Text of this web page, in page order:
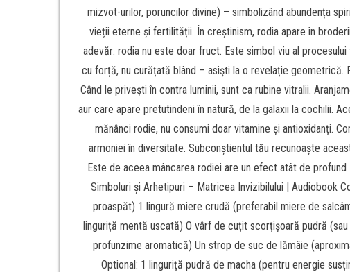
mizvot-urilor, poruncilor divine) – simbolizând abundența
vieții eterne și fertilității. În creștinism, rodia apare în
adevăr: rodia nu este doar fruct. Este simbol viu al
cu forță, nu curățată blând – asişti la o revelație
Când le privești în contra luminii, sunt ca rubine vitralii.
aur care apare pretutindeni în natură, de la galaxii la cochilii.
mănânci rodie, nu consumi doar vitamine și antioxidanți.
armoniei în diversitate. Subconștientul tău recunoaște
Este de aceea mâncarea rodiei are un efect atât de
Simboluri și Arhetipuri – Matricea Invizibilului | Audiobook
proaspăt) 1 lingură miere crudă (preferabil miere de
linguriță mentă uscată) O vârf de cuțit scorțișoară pudră
profunzime aromatică) Un strop de suc de lămâie
Optional: 1 linguriță pudră de macha (pentru energie